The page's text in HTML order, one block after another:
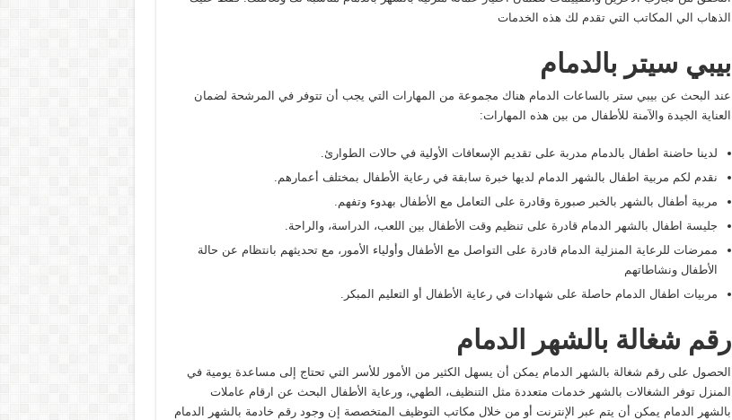
الذهاب الي المكاتب التي تقدم لك هذه الخدمات
بيبي سيتر بالدمام
عند البحث عن بيبي ستر بالساعات الدمام هناك مجموعة من المهارات التي يجب أن تتوفر في المرشحة لضمان
العناية الجيدة والآمنة للأطفال من بين هذه المهارات:
لدينا حاضنة اطفال بالدمام مدربة على تقديم الإسعافات الأولية في حالات الطوارئ.
نقدم لكم مربية اطفال بالشهر الدمام لديها خبرة سابقة في رعاية الأطفال بمختلف أعمارهم.
مربية أطفال بالشهر بالخبر صبورة وقادرة على التعامل مع الأطفال بهدوء وتفهم.
جليسة اطفال بالشهر الدمام قادرة على تنظيم وقت الأطفال بين اللعب، الدراسة، والراحة.
ممرضات للرعاية المنزلية الدمام قادرة على التواصل مع الأطفال وأولياء الأمور، مع تحديثهم بانتظام عن حالة
الأطفال ونشاطاتهم
مربيات اطفال الدمام حاصلة على شهادات في رعاية الأطفال أو التعليم المبكر.
رقم شغالة بالشهر الدمام
الحصول على رقم شغالة بالشهر الدمام يمكن أن يسهل الكثير من الأمور للأسر التي تحتاج إلى مساعدة يومية في
المنزل توفر الشغالات بالشهر خدمات متعددة مثل التنظيف، الطهي، ورعاية الأطفال البحث عن ارقام عاملات
بالشهر الدمام يمكن أن يتم عبر الإنترنت أو من خلال مكاتب التوظيف المتخصصة إن وجود رقم خادمة بالشهر الدمام